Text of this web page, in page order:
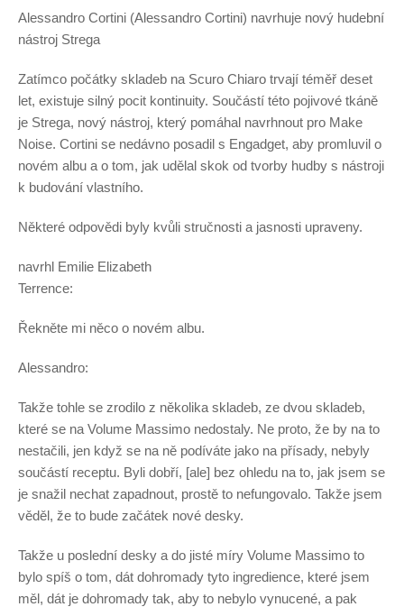
Alessandro Cortini (Alessandro Cortini) navrhuje nový hudební
nástroj Strega
Zatímco počátky skladeb na Scuro Chiaro trvají téměř deset
let, existuje silný pocit kontinuity. Součástí této pojivové tkáně
je Strega, nový nástroj, který pomáhal navrhnout pro Make
Noise. Cortini se nedávno posadil s Engadget, aby promluvil o
novém albu a o tom, jak udělal skok od tvorby hudby s nástroji
k budování vlastního.
Některé odpovědi byly kvůli stručnosti a jasnosti upraveny.
navrhl Emilie Elizabeth
Terrence:
Řekněte mi něco o novém albu.
Alessandro:
Takže tohle se zrodilo z několika skladeb, ze dvou skladeb,
které se na Volume Massimo nedostaly. Ne proto, že by na to
nestačili, jen když se na ně podíváte jako na přísady, nebyly
součástí receptu. Byli dobří, [ale] bez ohledu na to, jak jsem se
je snažil nechat zapadnout, prostě to nefungovalo. Takže jsem
věděl, že to bude začátek nové desky.
Takže u poslední desky a do jisté míry Volume Massimo to
bylo spíš o tom, dát dohromady tyto ingredience, které jsem
měl, dát je dohromady tak, aby to nebylo vynucené, a pak